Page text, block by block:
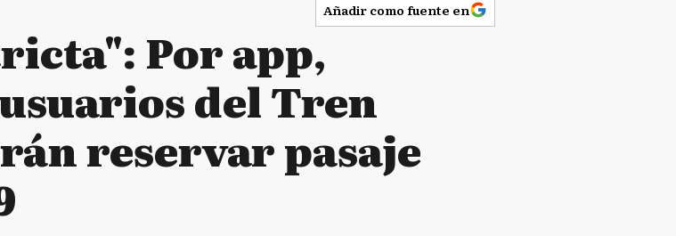
Añadir como fuente en
Por app,
del Tren
reservar pasaje